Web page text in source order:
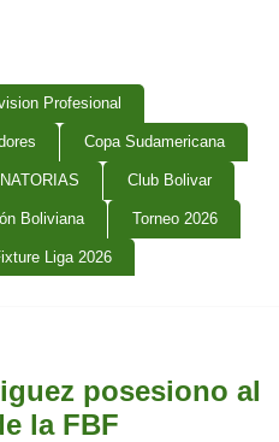
Profesional
Copa Sudamericana
Club Bolivar
Boliviana Torneo 2026
Liga 2026
posesiono al
la FBF